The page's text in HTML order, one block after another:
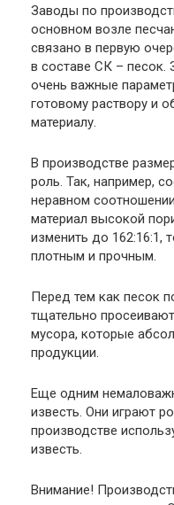
Заводы по
основном возле
связано в первую
в составе СК – песок.
очень важные
готовому раствору и
материалу.
В производстве
роль. Так, например,
неравном
материал высокой
изменить до 162:16:1,
плотным и прочным.
Перед тем как песок
тщательно
мусора, которые
продукции.
Еще одним
известь. Они играют
производстве
известь.
Внимание!